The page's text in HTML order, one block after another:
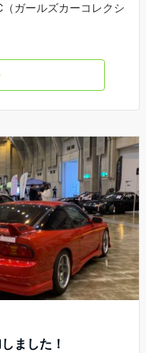
ガールズカーコレクシ
ました！